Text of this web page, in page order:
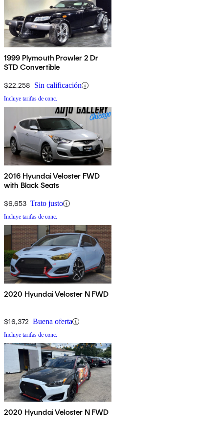
1999 Plymouth Prowler 2 Dr
STD Convertible
$22,258 Sin calificación
Incluye tarifas de conc.
2016 Hyundai Veloster FWD
with Black Seats
$6,653 Trato justo
Incluye tarifas de conc.
2020 Hyundai Veloster N FWD
$16,372 Buena oferta
Incluye tarifas de conc.
2020 Hyundai Veloster N FWD